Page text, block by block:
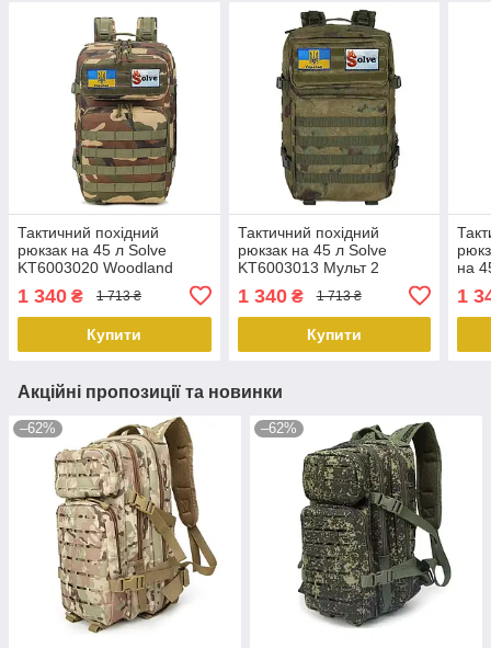
Тактичний похідний
рюкзак на 45 л Solve
KT6003020 Woodland
1 340 ₴ 1 713 ₴
Купити
Тактичний похідний
рюкзак на 45 л Solve
KT6003013 Мульт 2
1 340₴ 1 713 ₴
Купити
на
1
Акційні пропозиції та новинки
–62% –62%